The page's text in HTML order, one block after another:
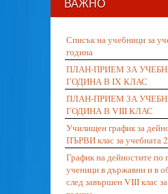
ВАЖНО
Списък на учебници за
година
ПЛАН-ПРИЕМ ЗА
ГОДИНА В IX КЛАС
ПЛАН-ПРИЕМ ЗА
ГОДИНА В VIII КЛАС
Училищен график за
ПЪРВИ клас за учебната
График на дейностите по
ученици в държавни и в
след завършен VIII клас